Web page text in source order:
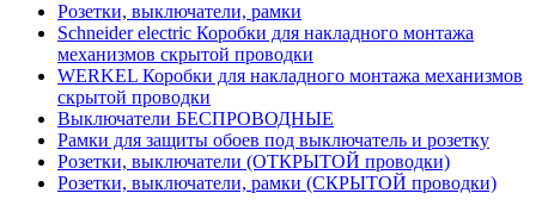
Розетки, выключатели, рамки
Schneider electric Коробки для накладного монтажа
механизмов скрытой проводки
WERKEL Коробки для накладного монтажа механизмов
скрытой проводки
Выключатели БЕСПРОВОДНЫЕ
Рамки для защиты обоев под выключатель и розетку
Розетки, выключатели (ОТКРЫТОЙ проводки)
Розетки, выключатели, рамки (СКРЫТОЙ проводки)